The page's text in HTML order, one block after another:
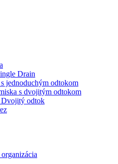
Drain
jednoduchým odtokom
s dvojitým odtokom
odtok